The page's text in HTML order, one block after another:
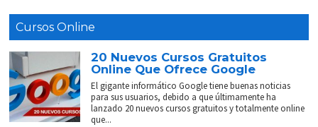
Cursos Online
20 Nuevos Cursos Gratuitos
Online Que Ofrece Google
El gigante informático Google tiene buenas noticias
para sus usuarios, debido a que últimamente ha
lanzado 20 nuevos cursos gratuitos y totalmente online
que...